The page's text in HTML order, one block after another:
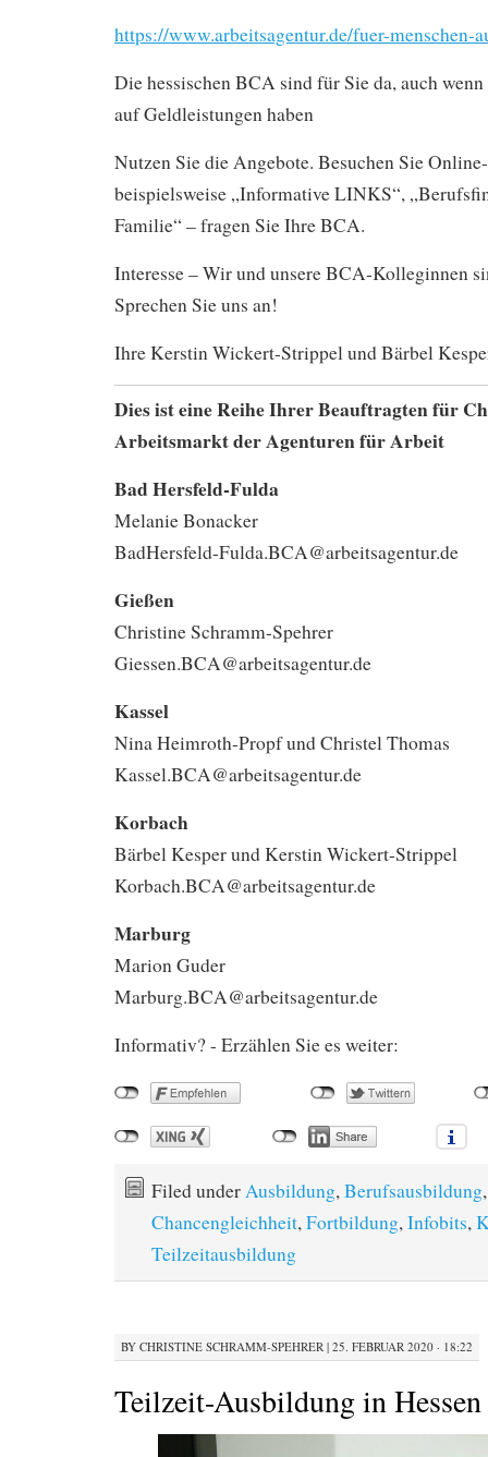
https://www.arbeitsagentur.de/fuer-menschen-
Die hessischen BCA sind für Sie da, auch
auf Geldleistungen haben
Nutzen Sie die Angebote. Besuchen Sie
beispielsweise „Informative LINKS“,
Familie“ – fragen Sie Ihre BCA.
Interesse – Wir und unsere BCA-Kolleginnen
Sprechen Sie uns an!
Ihre Kerstin Wickert-Strippel und Bärbel
Dies ist eine Reihe Ihrer Beauftragten für
Arbeitsmarkt der Agenturen für Arbeit
Bad Hersfeld-Fulda
Melanie Bonacker
BadHersfeld-Fulda.BCA@arbeitsagentur.de
Gießen
Christine Schramm-Spehrer
Giessen.BCA@arbeitsagentur.de
Kassel
Nina Heimroth-Propf und Christel Thomas
Kassel.BCA@arbeitsagentur.de
Korbach
Bärbel Kesper und Kerstin Wickert-Strippel
Korbach.BCA@arbeitsagentur.de
Marburg
Marion Guder
Marburg.BCA@arbeitsagentur.de
Informativ? - Erzählen Sie es weiter:
Filed underAusbildung,Berufsausbildung,
Chancengleichheit,Fortbildung,Infobits,
Teilzeitausbildung
BY CHRISTINE SCHRAMM-SPEHRER | 25. FEBRUAR 2020 · 18:22
Teilzeit-Ausbildung in Hessen